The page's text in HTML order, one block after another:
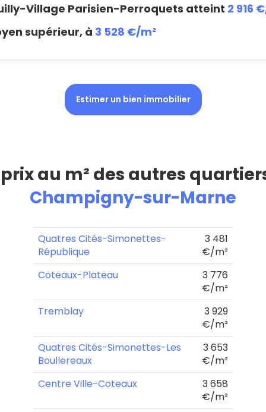
Village Parisien-Perroquets atteint 2 916
supérieur, à 3 528 €/m²
Estimer un bien immobilier
prix au m² des autres
Champigny-sur-Marne
Quatres Cités-Simonettes-
République
3 481
€/m²
Coteaux-Plateau
3 776
€/m²
Tremblay
3 929
€/m²
Quatres Cités-Simonettes-Les
Boullereaux
3 653
€/m²
Centre Ville-Coteaux
3 658
€/m²